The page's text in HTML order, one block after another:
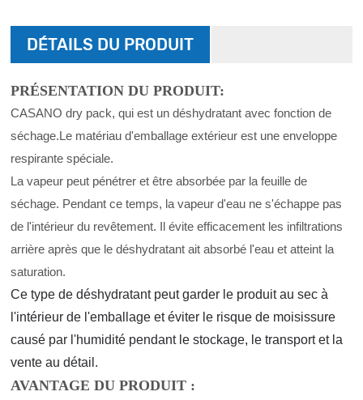
DÉTAILS DU PRODUIT
PRÉSENTATION DU PRODUIT:
CASANO dry pack, qui est un déshydratant avec fonction de
séchage.Le matériau d'emballage extérieur est une enveloppe
respirante spéciale.
La vapeur peut pénétrer et être absorbée par la feuille de
séchage. Pendant ce temps, la vapeur d'eau ne s'échappe pas
de l'intérieur du revêtement. Il évite efficacement les infiltrations
arrière après que le déshydratant ait absorbé l'eau et atteint la
saturation.
Ce type de déshydratant peut garder le produit au sec à
l'intérieur de l'emballage et éviter le risque de moisissure
causé par l'humidité pendant le stockage, le transport et la
vente au détail.
AVANTAGE DU PRODUIT :